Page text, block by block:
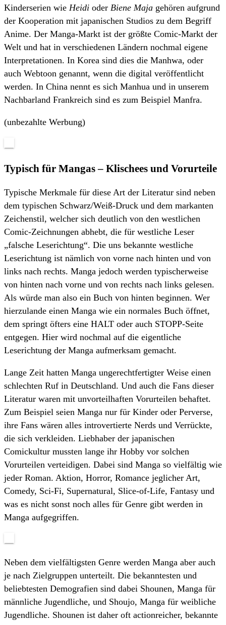
Kinderserien wie Heidi oder Biene Maja gehören aufgrund
der Kooperation mit japanischen Studios zu dem Begriff
Anime. Der Manga-Markt ist der größte Comic-Markt der
Welt und hat in verschiedenen Ländern nochmal eigene
Interpretationen. In Korea sind dies die Manhwa, oder
auch Webtoon genannt, wenn die digital veröffentlicht
werden. In China nennt es sich Manhua und in unserem
Nachbarland Frankreich sind es zum Beispiel Manfra.
(unbezahlte Werbung)
Typisch für Mangas – Klischees und Vorurteile
Typische Merkmale für diese Art der Literatur sind neben
dem typischen Schwarz/Weiß-Druck und dem markanten
Zeichenstil, welcher sich deutlich von den westlichen
Comic-Zeichnungen abhebt, die für westliche Leser
„falsche Leserichtung“. Die uns bekannte westliche
Leserichtung ist nämlich von vorne nach hinten und von
links nach rechts. Manga jedoch werden typischerweise
von hinten nach vorne und von rechts nach links gelesen.
Als würde man also ein Buch von hinten beginnen. Wer
hierzulande einen Manga wie ein normales Buch öffnet,
dem springt öfters eine HALT oder auch STOPP-Seite
entgegen. Hier wird nochmal auf die eigentliche
Leserichtung der Manga aufmerksam gemacht.
Lange Zeit hatten Manga ungerechtfertigter Weise einen
schlechten Ruf in Deutschland. Und auch die Fans dieser
Literatur waren mit unvorteilhaften Vorurteilen behaftet.
Zum Beispiel seien Manga nur für Kinder oder Perverse,
ihre Fans wären alles introvertierte Nerds und Verrückte,
die sich verkleiden. Liebhaber der japanischen
Comickultur mussten lange ihr Hobby vor solchen
Vorurteilen verteidigen. Dabei sind Manga so vielfältig wie
jeder Roman. Aktion, Horror, Romance jeglicher Art,
Comedy, Sci-Fi, Supernatural, Slice-of-Life, Fantasy und
was es nicht sonst noch alles für Genre gibt werden in
Manga aufgegriffen.
Neben dem vielfältigsten Genre werden Manga aber auch
je nach Zielgruppen unterteilt. Die bekanntesten und
beliebtesten Demografien sind dabei Shounen, Manga für
männliche Jugendliche, und Shoujo, Manga für weibliche
Jugendliche. Shounen ist daher oft actionreicher, bekannte